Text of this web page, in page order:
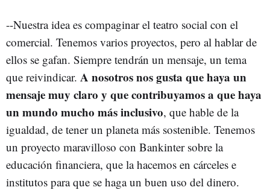
--Nuestra idea es compaginar el teatro social con el
comercial. Tenemos varios proyectos, pero al hablar de
ellos se gafan. Siempre tendrán un mensaje, un tema
que reivindicar. A nosotros nos gusta que haya un
mensaje muy claro y que contribuyamos a que haya
un mundo mucho más inclusivo, que hable de la
igualdad, de tener un planeta más sostenible. Tenemos
un proyecto maravilloso con Bankinter sobre la
educación financiera, que la hacemos en cárceles e
institutos para que se haga un buen uso del dinero.